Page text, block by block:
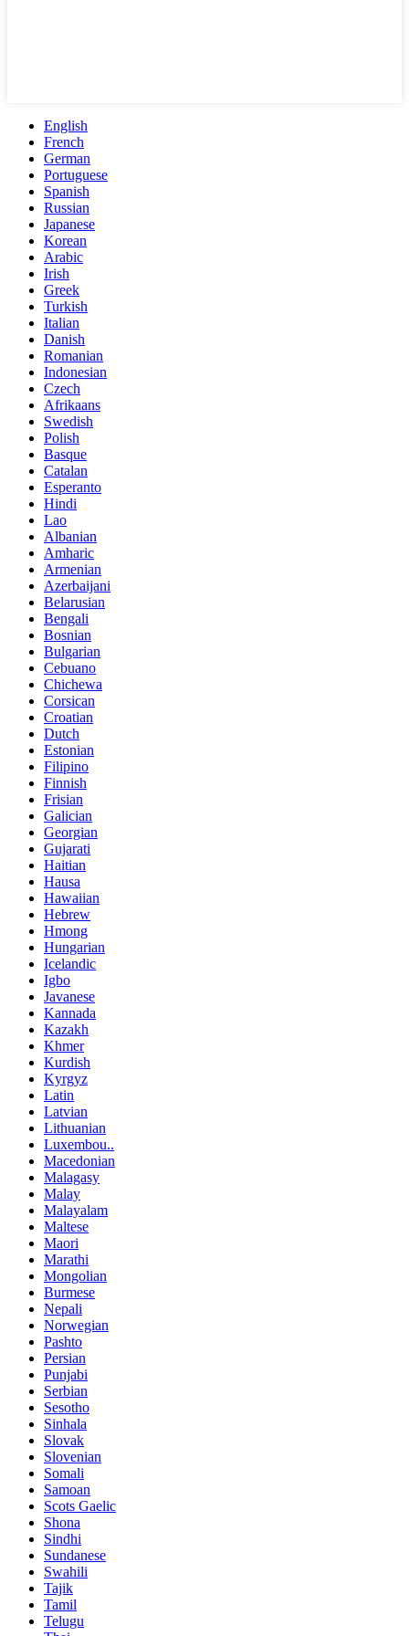
English
French
German
Portuguese
Spanish
Russian
Japanese
Korean
Arabic
Irish
Greek
Turkish
Italian
Danish
Romanian
Indonesian
Czech
Afrikaans
Swedish
Polish
Basque
Catalan
Esperanto
Hindi
Lao
Albanian
Amharic
Armenian
Azerbaijani
Belarusian
Bengali
Bosnian
Bulgarian
Cebuano
Chichewa
Corsican
Croatian
Dutch
Estonian
Filipino
Finnish
Frisian
Galician
Georgian
Gujarati
Haitian
Hausa
Hawaiian
Hebrew
Hmong
Hungarian
Icelandic
Igbo
Javanese
Kannada
Kazakh
Khmer
Kurdish
Kyrgyz
Latin
Latvian
Lithuanian
Luxembou..
Macedonian
Malagasy
Malay
Malayalam
Maltese
Maori
Marathi
Mongolian
Burmese
Nepali
Norwegian
Pashto
Persian
Punjabi
Serbian
Sesotho
Sinhala
Slovak
Slovenian
Somali
Samoan
Scots Gaelic
Shona
Sindhi
Sundanese
Swahili
Tajik
Tamil
Telugu